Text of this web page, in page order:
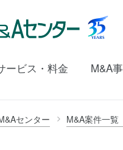
ービス・料金 M&A
センター M&A案件一覧